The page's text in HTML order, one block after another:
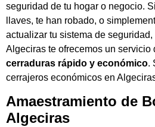
seguridad de tu hogar o negocio.
llaves, te han robado, o
actualizar tu sistema de
Algeciras te ofrecemos un servicio
cerraduras rápido y económico.
cerrajeros económicos en
Amaestramiento de
Algeciras